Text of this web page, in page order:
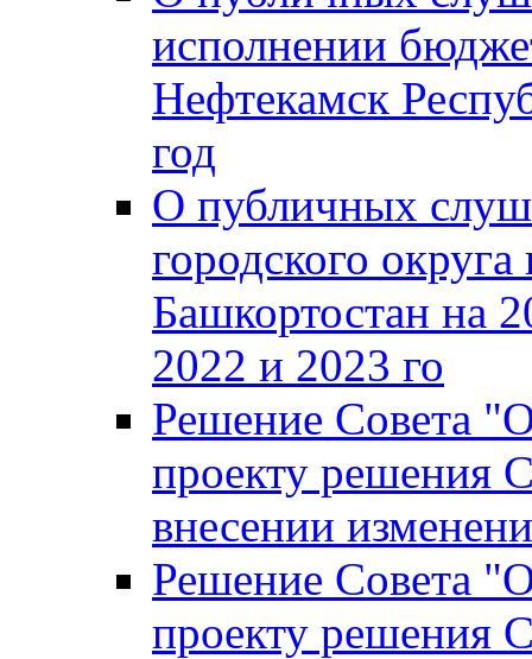
исполнении
Нефтекамск
год
О публичных
городского
Башкортостан на
2022 и 2023 го
Решение Совета
проекту решения
внесении
Решение Совета
проекту решения